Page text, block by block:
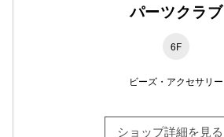
パーツクラブ
6F
ビーズ・アクセサリー
ショップ詳細を見る